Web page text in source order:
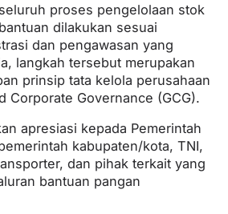
proses pengelolaan stok
dilakukan sesuai
dan pengawasan yang
langkah tersebut merupakan
prinsip tata kelola perusahaan
Corporate Governance (GCG).
apresiasi kepada Pemerintah
kabupaten/kota, TNI,
dan pihak terkait yang
bantuan pangan